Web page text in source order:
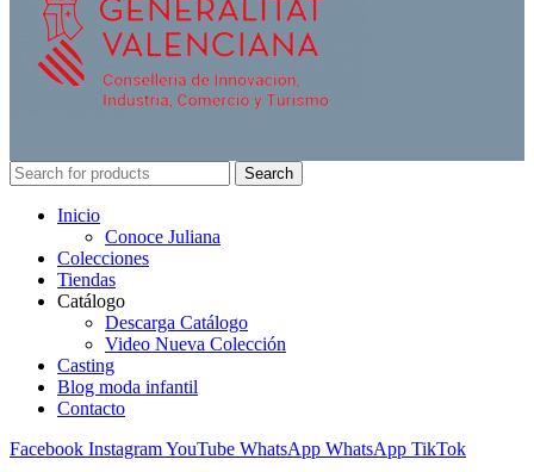
Search
Inicio
Conoce Juliana
Colecciones
Tiendas
Catálogo
Descarga Catálogo
Video Nueva Colección
Casting
Blog moda infantil
Contacto
Facebook InstagramYouTube WhatsApp WhatsApp TikTok